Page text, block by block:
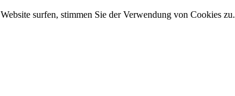
surfen, stimmen Sie der Verwendung von Cookies zu.